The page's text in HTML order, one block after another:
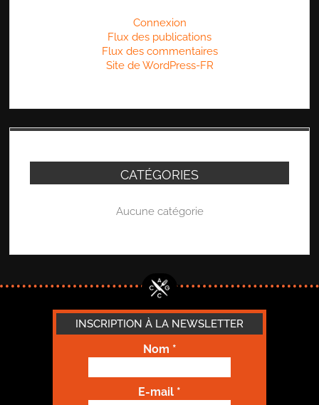
Connexion
Flux des publications
Flux des commentaires
Site de WordPress-FR
CATÉGORIES
Aucune catégorie
INSCRIPTION À LA NEWSLETTER
Nom *
E-mail *